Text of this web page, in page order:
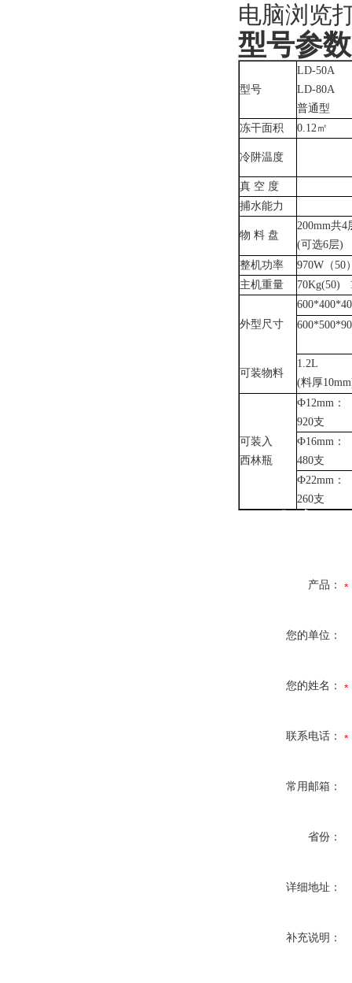
电脑浏览
型号参数
型号
LD-50A
LD-80A
普通型
冻干面积
0.12㎡
冷阱温度
真 空 度
捕水能力
物 料 盘
200mm共4
(可选6层)
整机功率
970W （50
主机重量
70Kg(50)
外型尺寸
600*500*
可装物料
1.2L
(料厚
可装入
西林瓶
Ф12mm：
920支
Ф16mm：
480支
Ф22mm：
260支
产品：
您的单位：
您的姓名：
联系电话：
常用邮箱：
省份：
详细地址：
补充说明：